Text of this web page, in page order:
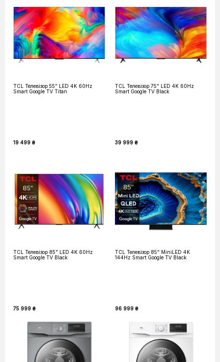
TCL Телевізор 55" LED 4K 60Hz
Smart Google TV Titan
19 499 ₴
TCL Телевізор 75" LED 4K 60Hz
Smart Google TV Black
39 999 ₴
TCL Телевізор 85" LED 4K 60Hz
Smart Google TV Black
75 999 ₴
TCL Телевізор 85" MiniLED 4K
144Hz Smart Google TV Black
96 999 ₴